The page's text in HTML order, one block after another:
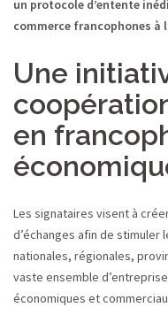
un protocole d’entente
commerce francophones à
Une
en
Les signataires visent à
d’échanges afin de stimuler
nationales, régionales,
vaste ensemble
économiques et